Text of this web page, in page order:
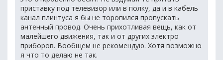
приставку под телевизор или в полку, да и в кабель
канал плинтуса я бы не торопился пропускать
антенный провод. Очень прихотливая вещь, как от
малейшего движения, так и от других электро
приборов. Вообщем не рекомендую. Хотя возможно
я что то делаю не так.